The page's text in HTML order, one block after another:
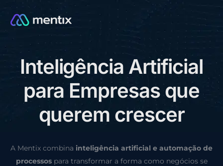
Inteligência Artificial
para Empresas que
querem crescer
A Mentix combina inteligência artificial e automação de
processospara transformar a forma como negócios se
CONSULTORIA GRÁTIS